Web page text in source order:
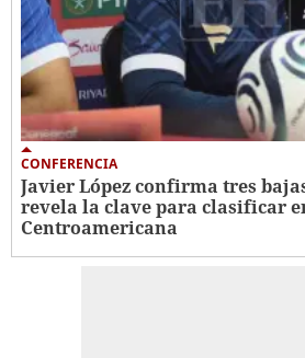
CONFERENCIA
Javier López confirma tres
revela la clave para clasificar
Centroamericana